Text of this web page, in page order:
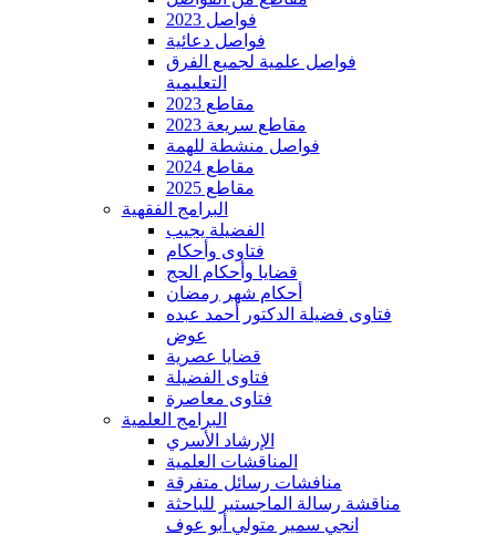
فواصل 2023
فواصل دعائية
فواصل علمية لجميع الفرق
التعليمية
مقاطع 2023
مقاطع سريعة 2023
فواصل منشطة للهمة
مقاطع 2024
مقاطع 2025
البرامج الفقهية
الفضيلة يجيب
فتاوى وأحكام
قضايا وأحكام الحج
أحكام شهر رمضان
فتاوى فضيلة الدكتور أحمد عبده
عوض
قضايا عصرية
فتاوى الفضيلة
فتاوى معاصرة
البرامج العلمية
الإرشاد الأسري
المناقشات العلمية
منافشات رسائل متفرقة
مناقشة رسالة الماجستير للباحثة
انجي سمير متولي أبو عوف